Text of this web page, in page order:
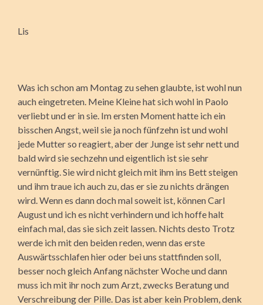
Lis
Was ich schon am Montag zu sehen glaubte, ist wohl nun
auch eingetreten. Meine Kleine hat sich wohl in Paolo
verliebt und er in sie. Im ersten Moment hatte ich ein
bisschen Angst, weil sie ja noch fünfzehn ist und wohl
jede Mutter so reagiert, aber der Junge ist sehr nett und
bald wird sie sechzehn und eigentlich ist sie sehr
vernünftig. Sie wird nicht gleich mit ihm ins Bett steigen
und ihm traue ich auch zu, das er sie zu nichts drängen
wird. Wenn es dann doch mal soweit ist, können Carl
August und ich es nicht verhindern und ich hoffe halt
einfach mal, das sie sich zeit lassen. Nichts desto Trotz
werde ich mit den beiden reden, wenn das erste
Auswärtsschlafen hier oder bei uns stattfinden soll,
besser noch gleich Anfang nächster Woche und dann
muss ich mit ihr noch zum Arzt, zwecks Beratung und
Verschreibung der Pille. Das ist aber kein Problem, denk